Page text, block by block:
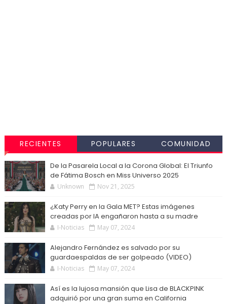
RECIENTES POPULARES COMUNIDAD
De la Pasarela Local a la Corona Global: El Triunfo
de Fátima Bosch en Miss Universo 2025
Unknown Nov 21, 2025
¿Katy Perry en la Gala MET? Estas imágenes
creadas por IA engañaron hasta a su madre
I-Noticias May 07, 2024
Alejandro Fernández es salvado por su
guardaespaldas de ser golpeado (VIDEO)
I-Noticias May 07, 2024
Así es la lujosa mansión que Lisa de BLACKPINK
adquirió por una gran suma en California